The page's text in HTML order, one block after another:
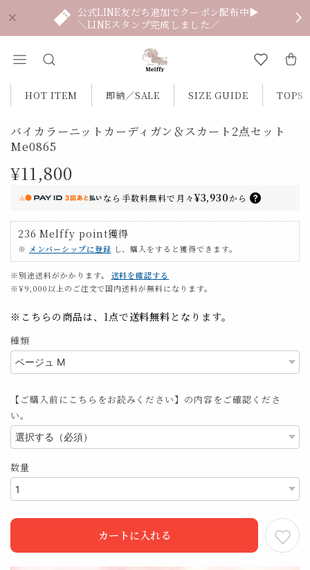
公式LINE友だち追加でクーポン配布中▶
＼LINEスタンプ完成しました／
HOT ITEM 即納／SALE SIZE GUIDE TOPS
バイカラーニットカーディガン＆スカート2点セット
Me0865
¥11,800
なら 手数料無料で 月々¥3,930から
236 Melffy point獲得
※ メンバーシップに登録 し、購入をすると獲得できます。
※別途送料がかかります。
送料を確認する
※¥9,000以上のご注文で国内送料が無料になります。
※こちらの商品は、1点で送料無料 となります。
種類
【ご購入前にこちらをお読みください】の内容をご確認くださ
い。
数量
カートに入れる